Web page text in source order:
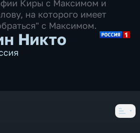
Киры с Максимом и
на которого имеет
с Максимом.
Никто